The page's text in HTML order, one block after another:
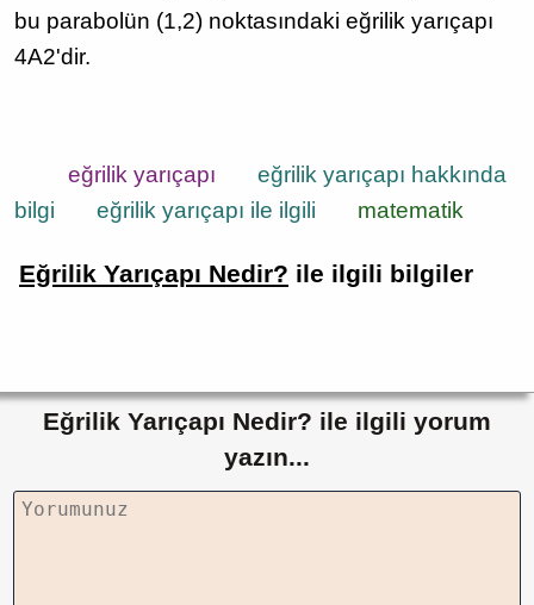
bu parabolün (1,2) noktasındaki eğrilik yarıçapı
4A2'dir.
eğrilik yarıçapı
eğrilik yarıçapı hakkında
bilgi
eğrilik yarıçapı ile ilgili matematik
Eğrilik Yarıçapı Nedir? ile ilgili bilgiler
Eğrilik Yarıçapı Nedir? ile ilgili yorum
yazın...